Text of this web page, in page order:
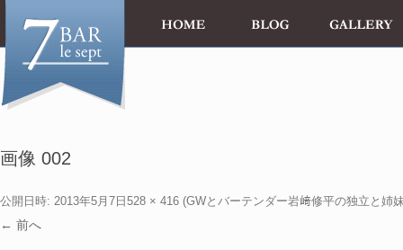
画像 002
公開日時: 2013年5月7日 528 × 416 (GWとバーテンダー岩﨑修平の独立と姉
← 前へ